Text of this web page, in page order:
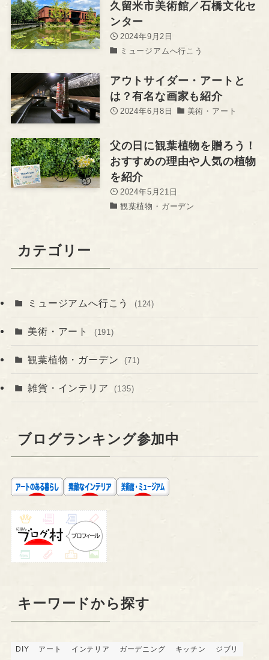
久留米市美術館／石橋文化セ
ンター
2024年9月2日
ミュージアムへ行こう
アウトサイダー・アートと
は？有名な画家も紹介
2024年6月8日 美術・アート
父の日に観葉植物を贈ろう！
おすすめの理由や人気の植物
を紹介
2024年5月21日
観葉植物・ガーデン
カテゴリー
ミュージアムへ行こう (124)
美術・アート (191)
観葉植物・ガーデン (71)
雑貨・インテリア (135)
ブログランキング参加中
キーワードから探す
DIY アート インテリア ガーデニング キッチン
ジブリ